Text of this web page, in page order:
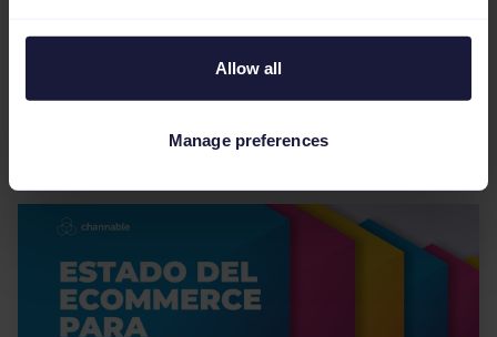
Allow all
Manage preferences
Pocas métricas son tan importantes para el
digital que buscan inf...